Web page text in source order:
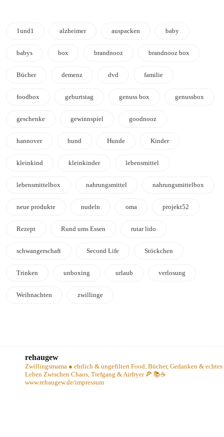
1und1 alzheimer auspacken baby
babys box brandnooz brandnooz box
Bücher demenz dvd familie
foodbox geburtstag genuss box genussbox
geschenke gewinnspiel goodnooz
hannover hund Hunde Kinder
kleinkind kleinkinder lebensmittel
lebensmittelbox nahrungsmittel nahrungsmittelbox
neue produkte nudeln oma projekt52
Rezept Rund ums Essen rutar lido
schwangerschaft Second Life Stöckchen
Trinken unboxing urlaub verlosung
Weihnachten zwillinge
rehaugew
Zwillingsmama ● ehrlich & ungefiltert Food, Bücher, Gedanken & echtes
Leben Zwischen Chaos, Tiefgang & Airfryer 🍕 📚☕️
www.rehaugew.de/impressum